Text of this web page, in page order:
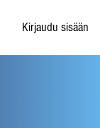
Kirjaudu sisään